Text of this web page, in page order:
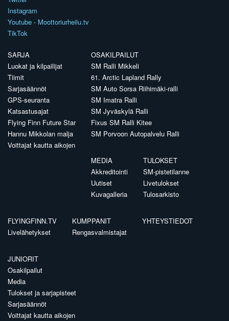
Instagram
Youtube - Moottoriurheilu.tv
TikTok
SARJA
Luokat ja kilpailijat
Tiimit
Sarjasäännöt
GPS-seuranta
Katsastusajat
Flying Finn Future Star
Hannu Mikkolan malja
Voittajat kautta aikojen
OSAKILPAILUT
SM Ralli Mikkeli
61. Arctic Lapland Rally
SM Auto Sorsa Riihimäki-ralli
SM Imatra Ralli
SM Jyväskylä Ralli
Fixus SM Ralli Kitee
SM Porvoon Autopalvelu Ralli
MEDIA
Akkreditointi
Uutiset
Kuvagalleria
TULOKSET
SM-pistetilanne
Livetulokset
Tulosarkisto
FLYINGFINN.TV
Livelähetykset
KUMPPANIT
Rengasvalmistajat
YHTEYSTIEDOT
JUNIORIT
Osakilpailut
Media
Tulokset ja sarjapisteet
Sarjasäännöt
Voittajat kautta aikojen